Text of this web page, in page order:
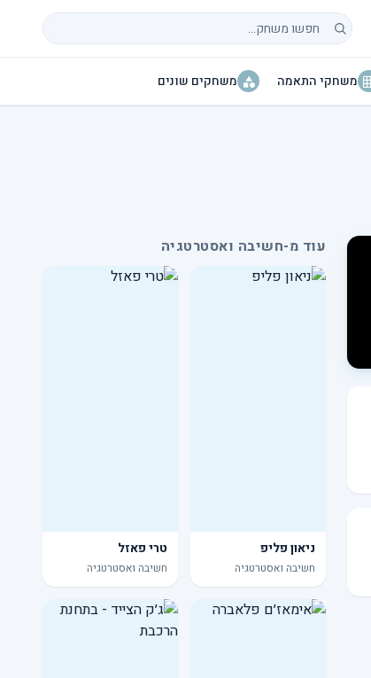
חיפוש משחקים
משחקי התאמה משחקים שונים
עוד מ-חשיבה ואסטרטגיה
ניאון פליפ
חשיבה ואסטרטגיה
טרי פאזל
חשיבה ואסטרטגיה